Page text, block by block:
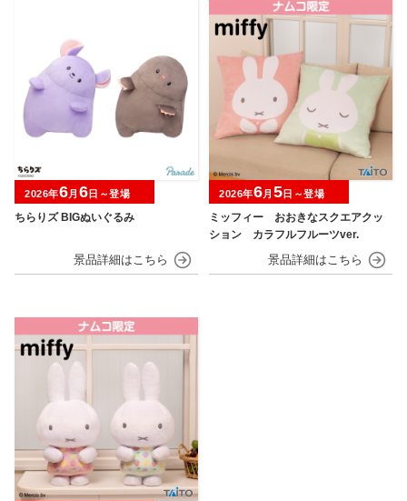
ちらりズ BIGぬいぐるみ
2026年6月 6 日～登場
ミッフィー おおきなスクエアクッ
ション カラフルフルーツver.
2026年6月 5 日～登場